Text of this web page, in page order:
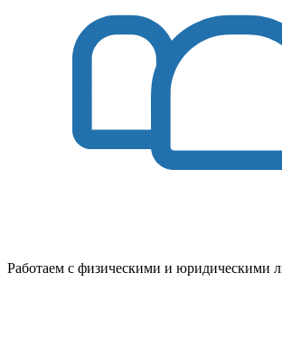
Работаем с физическими и юридическими